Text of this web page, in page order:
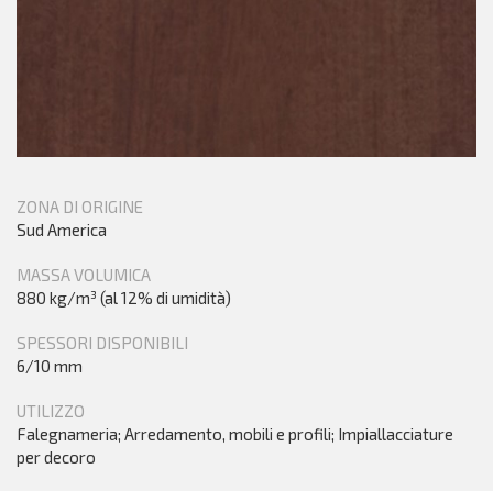
ZONA DI ORIGINE
Sud America
MASSA VOLUMICA
880 kg/m³ (al 12% di umidità)
SPESSORI DISPONIBILI
6/10 mm
UTILIZZO
Falegnameria; Arredamento, mobili e profili; Impiallacciature
per decoro